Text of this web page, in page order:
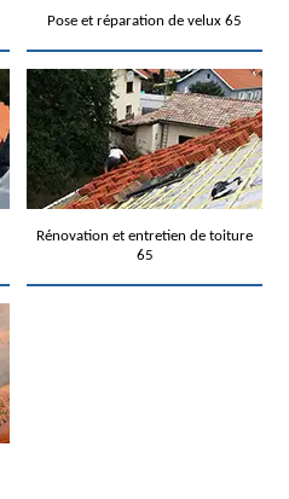
Pose et réparation de velux 65
Rénovation et entretien de toiture
65